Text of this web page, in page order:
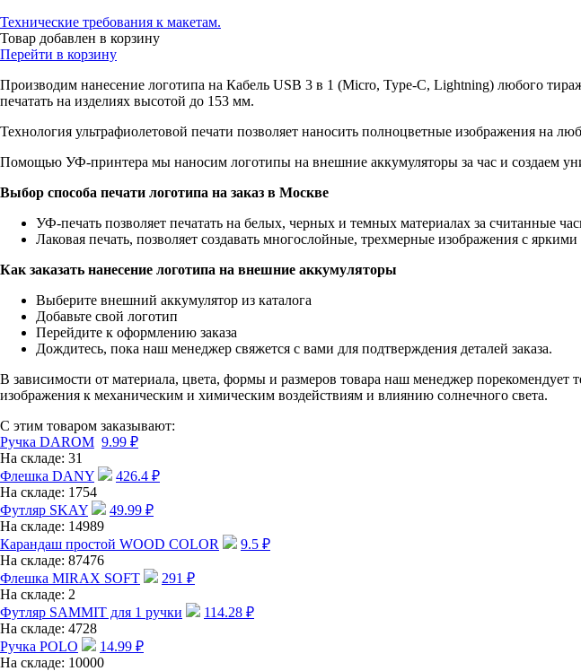
Технические требования к макетам.
Товар добавлен в корзину
Перейти в корзину
Производим нанесение логотипа на Кабель USB 3 в 1 (Micro, Type-C, Lightning) любого
печатать на изделиях высотой до 153 мм.
Технология ультрафиолетовой печати позволяет наносить полноцветные изображения на
Помощью УФ-принтера мы наносим логотипы на внешние аккумуляторы за час и создаем
Выбор способа печати логотипа на заказ в Москве
УФ-печать позволяет печатать на белых, черных и темных материалах за считанные
Лаковая печать, позволяет создавать многослойные, трехмерные изображения с
Как заказать нанесение логотипа на внешние аккумуляторы
Выберите внешний аккумулятор из каталога
Добавьте свой логотип
Перейдите к оформлению заказа
Дождитесь, пока наш менеджер свяжется с вами для подтверждения деталей заказа.
В зависимости от материала, цвета, формы и размеров товара наш менеджер
изображения к механическим и химическим воздействиям и влиянию солнечного света.
С этим товаром заказывают:
Ручка DAROM 9.99 ₽
На складе: 31
Флешка DANY
426.4 ₽
На складе: 1754
Футляр SKAY
49.99 ₽
На складе: 14989
Карандаш простой WOOD COLOR
9.5 ₽
На складе: 87476
Флешка MIRAX SOFT
291 ₽
На складе: 2
Футляр SAMMIT для 1 ручки
114.28 ₽
На складе: 4728
Ручка POLO
14.99 ₽
На складе: 10000